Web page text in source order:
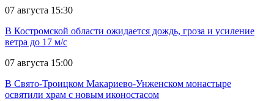
07 августа 15:30
В Костромской области ожидается дождь, гроза и усиление
ветра до 17 м/с
07 августа 15:00
В Свято-Троицком Макариево-Унженском монастыре
освятили храм с новым иконостасом